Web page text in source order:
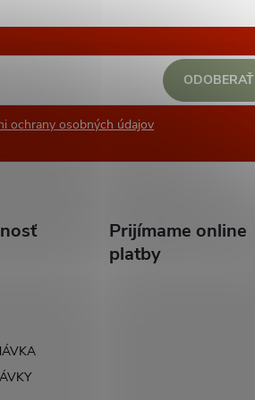
ochrany osobných údajov
ODOBERAŤ
Prijímame online
platby